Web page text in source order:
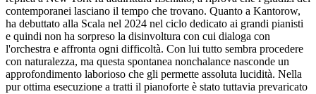
contemporanei lasciano il tempo che trovano. Quanto a Kantorow,
ha debuttato alla Scala nel 2024 nel ciclo dedicato ai grandi pianisti
e quindi non ha sorpreso la disinvoltura con cui dialoga con
l'orchestra e affronta ogni difficoltà. Con lui tutto sembra procedere
con naturalezza, ma questa spontanea nonchalance nasconde un
approfondimento laborioso che gli permette assoluta lucidità. Nella
pur ottima esecuzione a tratti il pianoforte è stato tuttavia prevaricato